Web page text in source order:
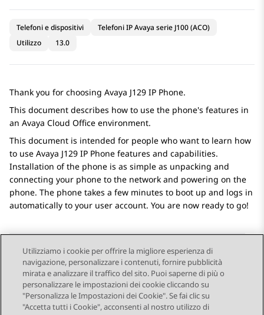
Telefoni e dispositivi
Telefoni IP Avaya serie J100 (ACO)
Utilizzo
13.0
Thank you for choosing Avaya J129 IP Phone.
This document describes how to use the phone's features in
an Avaya Cloud Office environment.
This document is intended for people who want to learn how
to use Avaya J129 IP Phone features and capabilities.
Installation of the phone is as simple as unpacking and
connecting your phone to the network and powering on the
phone. The phone takes a few minutes to boot up and logs in
automatically to your user account. You are now ready to go!
Send Feedback
Utilizziamo i cookie per offrire la migliore esperienza di
navigazione, personalizzare i contenuti, fornire pubblicità
mirata e analizzare il traffico del sito. Puoi saperne di più o
personalizzare le impostazioni dei cookie cliccando su
"Personalizza le Impostazioni dei Cookie". Se fai clic su
"Accetta tutti i Cookie", acconsenti al nostro utilizzo di